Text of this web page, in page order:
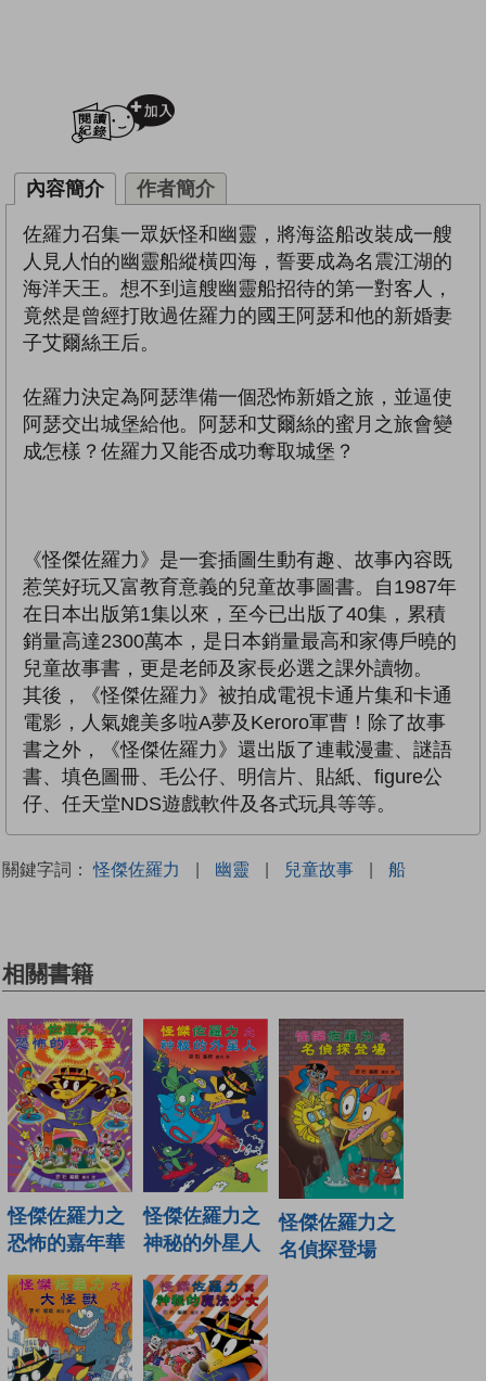
內容簡介 作者簡介
佐羅力召集一眾妖怪和幽靈，將海盜船改裝成一艘
人見人怕的幽靈船縱橫四海，誓要成為名震江湖的
海洋天王。想不到這艘幽靈船招待的第一對客人，
竟然是曾經打敗過佐羅力的國王阿瑟和他的新婚妻
子艾爾絲王后。
佐羅力決定為阿瑟準備一個恐怖新婚之旅，並逼使
阿瑟交出城堡給他。阿瑟和艾爾絲的蜜月之旅會變
成怎樣？佐羅力又能否成功奪取城堡？
《怪傑佐羅力》是一套插圖生動有趣、故事內容既
惹笑好玩又富教育意義的兒童故事圖書。自1987年
在日本出版第1集以來，至今已出版了40集，累積
銷量高達2300萬本，是日本銷量最高和家傳戶曉的
兒童故事書，更是老師及家長必選之課外讀物。
其後，《怪傑佐羅力》被拍成電視卡通片集和卡通
電影，人氣媲美多啦A夢及Keroro軍曹！除了故事
書之外，《怪傑佐羅力》還出版了連載漫畫、謎語
書、填色圖冊、毛公仔、明信片、貼紙、figure公
仔、任天堂NDS遊戲軟件及各式玩具等等。
關鍵字詞：怪傑佐羅力 | 幽靈 | 兒童故事 | 船
相關書籍
怪傑佐羅力之
恐怖的嘉年華
怪傑佐羅力之
神秘的外星人
怪傑佐羅力之
名偵探登場